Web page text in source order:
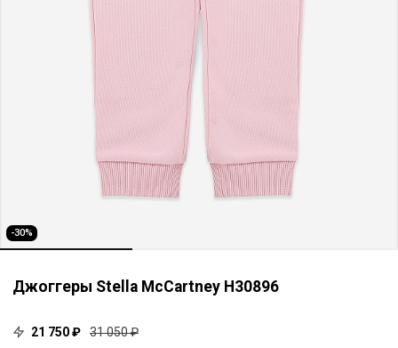
-30%
Джоггеры Stella McCartney H30896
21 750 ₽ 31 050 ₽